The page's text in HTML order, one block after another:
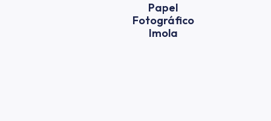
Papel
Fotográfico
Imola